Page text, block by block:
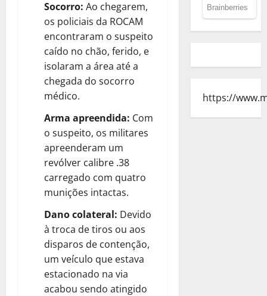
Socorro: Ao chegarem,
os policiais da ROCAM
encontraram o suspeito
caído no chão, ferido, e
isolaram a área até a
chegada do socorro
médico.
Arma apreendida: Com
o suspeito, os militares
apreenderam um
revólver calibre .38
carregado com quatro
munições intactas.
Dano colateral: Devido
à troca de tiros ou aos
disparos de contenção,
um veículo que estava
estacionado na via
acabou sendo atingido
https://